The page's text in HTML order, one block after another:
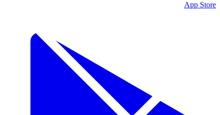
App Store